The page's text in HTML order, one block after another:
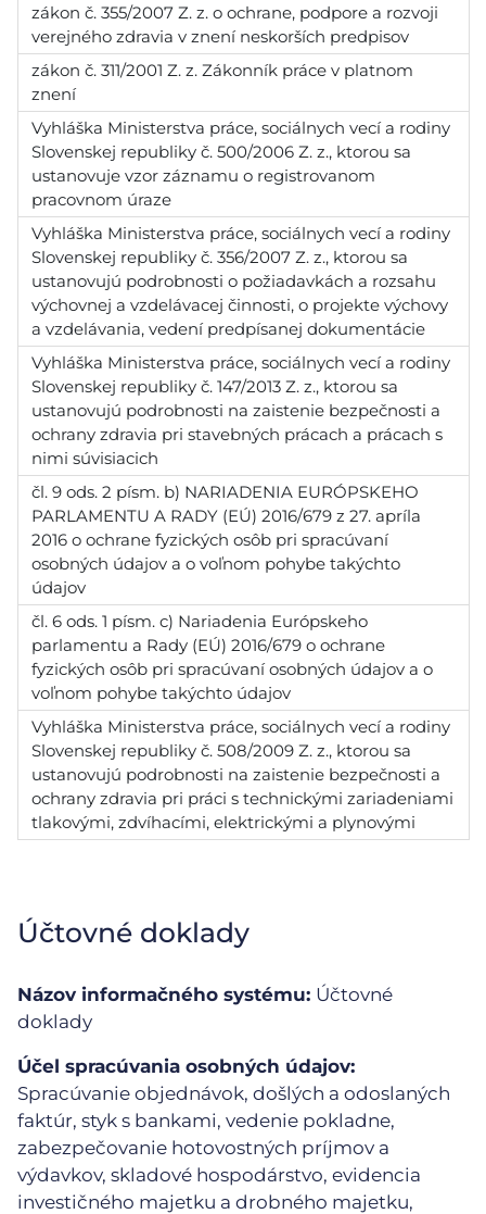
zákon č. 355/2007 Z. z. o ochrane, podpore a rozvoji
verejného zdravia v znení neskorších predpisov
zákon č. 311/2001 Z. z. Zákonník práce v platnom
znení
Vyhláška Ministerstva práce, sociálnych vecí a rodiny
Slovenskej republiky č. 500/2006 Z. z., ktorou sa
ustanovuje vzor záznamu o registrovanom
pracovnom úraze
Vyhláška Ministerstva práce, sociálnych vecí a rodiny
Slovenskej republiky č. 356/2007 Z. z., ktorou sa
ustanovujú podrobnosti o požiadavkách a rozsahu
výchovnej a vzdelávacej činnosti, o projekte výchovy
a vzdelávania, vedení predpísanej dokumentácie
Vyhláška Ministerstva práce, sociálnych vecí a rodiny
Slovenskej republiky č. 147/2013 Z. z., ktorou sa
ustanovujú podrobnosti na zaistenie bezpečnosti a
ochrany zdravia pri stavebných prácach a prácach s
nimi súvisiacich
čl. 9 ods. 2 písm. b) NARIADENIA EURÓPSKEHO
PARLAMENTU A RADY (EÚ) 2016/679 z 27. apríla
2016 o ochrane fyzických osôb pri spracúvaní
osobných údajov a o voľnom pohybe takýchto
údajov
čl. 6 ods. 1 písm. c) Nariadenia Európskeho
parlamentu a Rady (EÚ) 2016/679 o ochrane
fyzických osôb pri spracúvaní osobných údajov a o
voľnom pohybe takýchto údajov
Vyhláška Ministerstva práce, sociálnych vecí a rodiny
Slovenskej republiky č. 508/2009 Z. z., ktorou sa
ustanovujú podrobnosti na zaistenie bezpečnosti a
ochrany zdravia pri práci s technickými zariadeniami
tlakovými, zdvíhacími, elektrickými a plynovými
Účtovné doklady
Názov informačného systému: Účtovné
doklady
Účel spracúvania osobných údajov:
Spracúvanie objednávok, došlých a odoslaných
faktúr, styk s bankami, vedenie pokladne,
zabezpečovanie hotovostných príjmov a
výdavkov, skladové hospodárstvo, evidencia
investičného majetku a drobného majetku,